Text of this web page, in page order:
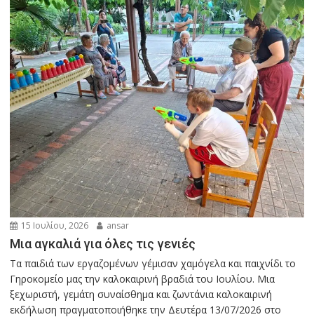
15 Ιουλίου, 2026 ansar
Μια αγκαλιά για όλες τις γενιές
Τα παιδιά των εργαζομένων γέμισαν χαμόγελα και παιχνίδι το
Γηροκομείο μας την καλοκαιρινή βραδιά του Ιουλίου. Μια
ξεχωριστή, γεμάτη συναίσθημα και ζωντάνια καλοκαιρινή
εκδήλωση πραγματοποιήθηκε την Δευτέρα 13/07/2026 στο